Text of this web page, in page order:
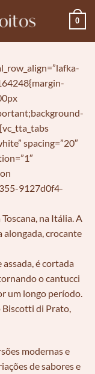
0
spacing=”20″
9127d0f4-
na Itália. A
alongada, crocante
é cortada
o cantucci
um longo período.
Biscotti di Prato,
modernas e
de sabores e